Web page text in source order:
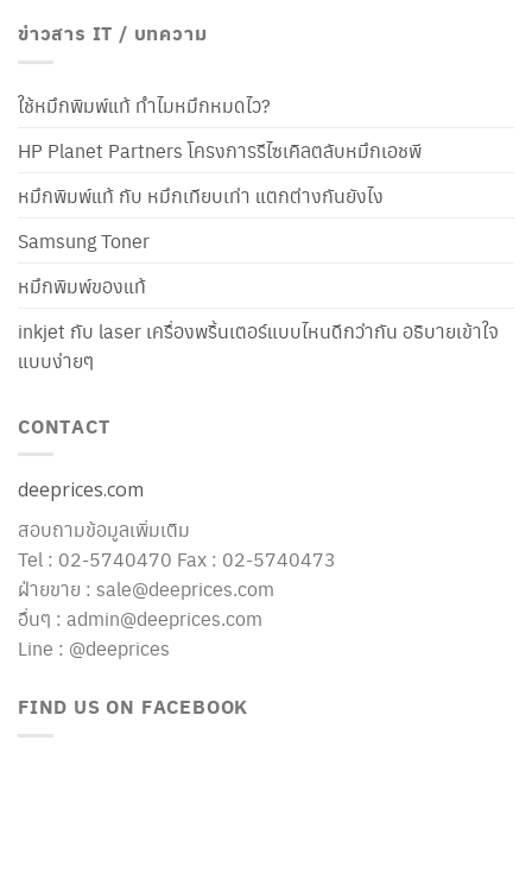
ข่าวสาร IT / บทความ
ใช้หมึกพิมพ์แท้ ทำไมหมึกหมดไว?
HP Planet Partners โครงการรีไซเคิลตลับหมึกเอชพี
หมึกพิมพ์แท้ กับ หมึกเทียบเท่า แตกต่างกันยังไง
Samsung Toner
หมึกพิมพ์ของแท้
inkjet กับ laser เครื่องพริ้นเตอร์แบบไหนดีกว่ากัน อธิบายเข้าใจ
แบบง่ายๆ
CONTACT
deeprices.com
สอบถามข้อมูลเพิ่มเติม
Tel : 02-5740470 Fax : 02-5740473
ฝ่ายขาย : sale@deeprices.com
อื่นๆ : admin@deeprices.com
Line : @deeprices
FIND US ON FACEBOOK